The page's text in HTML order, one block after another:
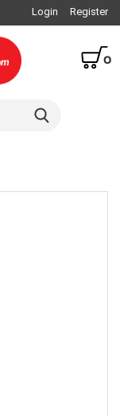
Login Register
0